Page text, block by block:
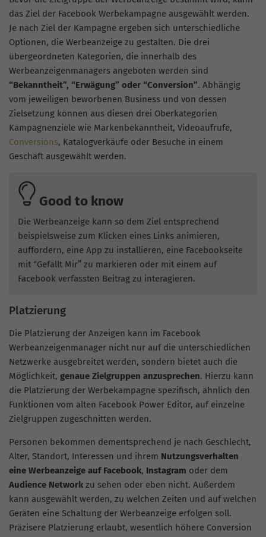
das Ziel der Facebook Werbekampagne ausgewählt werden.
Je nach Ziel der Kampagne ergeben sich unterschiedliche
Optionen, die Werbeanzeige zu gestalten. Die drei
übergeordneten Kategorien, die innerhalb des
Werbeanzeigenmanagers angeboten werden sind
“Bekanntheit”, “Erwägung” oder “Conversion”. Abhängig
vom jeweiligen beworbenen Business und von dessen
Zielsetzung können aus diesen drei Oberkategorien
Kampagnenziele wie Markenbekanntheit, Videoaufrufe,
Conversions, Katalogverkäufe oder Besuche in einem
Geschäft ausgewählt werden.
Good to know
Die Werbeanzeige kann so dem Ziel entsprechend
beispielsweise zum Klicken eines Links animieren,
auffordern, eine App zu installieren, eine Facebookseite
mit “Gefällt Mir” zu markieren oder mit einem auf
Facebook verfassten Beitrag zu interagieren.
Platzierung
Die Platzierung der Anzeigen kann im Facebook
Werbeanzeigenmanager nicht nur auf die unterschiedlichen
Netzwerke ausgebreitet werden, sondern bietet auch die
Möglichkeit, genaue Zielgruppen anzusprechen. Hierzu kann
die Platzierung der Werbekampagne spezifisch, ähnlich den
Funktionen vom alten Facebook Power Editor, auf einzelne
Zielgruppen zugeschnitten werden.
Personen bekommen dementsprechend je nach Geschlecht,
Alter, Standort, Interessen und ihrem Nutzungsverhalten
eine Werbeanzeige auf Facebook, Instagram oder dem
Audience Network zu sehen oder eben nicht. Außerdem
kann ausgewählt werden, zu welchen Zeiten und auf welchen
Geräten eine Schaltung der Werbeanzeige erfolgen soll.
Präzisere Platzierung erlaubt, wesentlich höhere Conversion